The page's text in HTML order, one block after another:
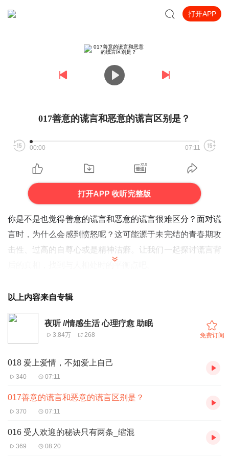
打开APP
017善意的谎言和恶意的谎言区别是？
00:00 07:11
打开APP 收听完整版
你是不是也觉得善意的谎言和恶意的谎言很难区分？面对谎
言时，为什么会感到愤怒呢？这可能源于未完结的青春期攻
击性、过高的自尊心或是精神洁癖。让我们一起探讨谎言背
04:03 谎言背后的愤怒与自尊心：探索心理成熟的过程
06:06 “揭开谎言的面纱：善意与恶意之间的界限”
以上内容来自专辑
夜听 //情感生活 心理疗愈 助眠
3.84万 268 免费订阅
018 爱上爱情，不如爱上自己
340 07:11
017善意的谎言和恶意的谎言区别是？
370 07:11
016 受人欢迎的秘诀只有两条_缩混
369 08:20